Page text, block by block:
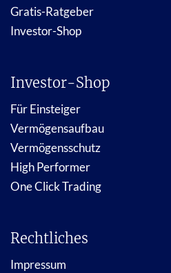
Gratis-Ratgeber
Investor-Shop
Investor-Shop
Für Einsteiger
Vermögensaufbau
Vermögensschutz
High Performer
One Click Trading
Rechtliches
Impressum